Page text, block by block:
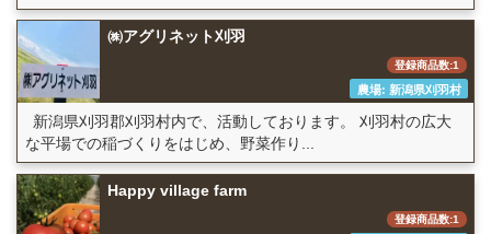
㈱アグリネット刈羽
登録商品数:1
農場: 新潟県刈羽村
新潟県刈羽郡刈羽村内で、活動しております。 刈羽村の広大
な平場での稲づくりをはじめ、野菜作り...
Happy village farm
登録商品数:1